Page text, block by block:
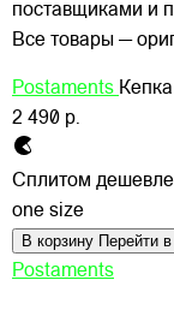
поставщиками и
Все товары —
Postaments
2 490 р.
Сплитом
one size
В корзину Перейти
Postaments